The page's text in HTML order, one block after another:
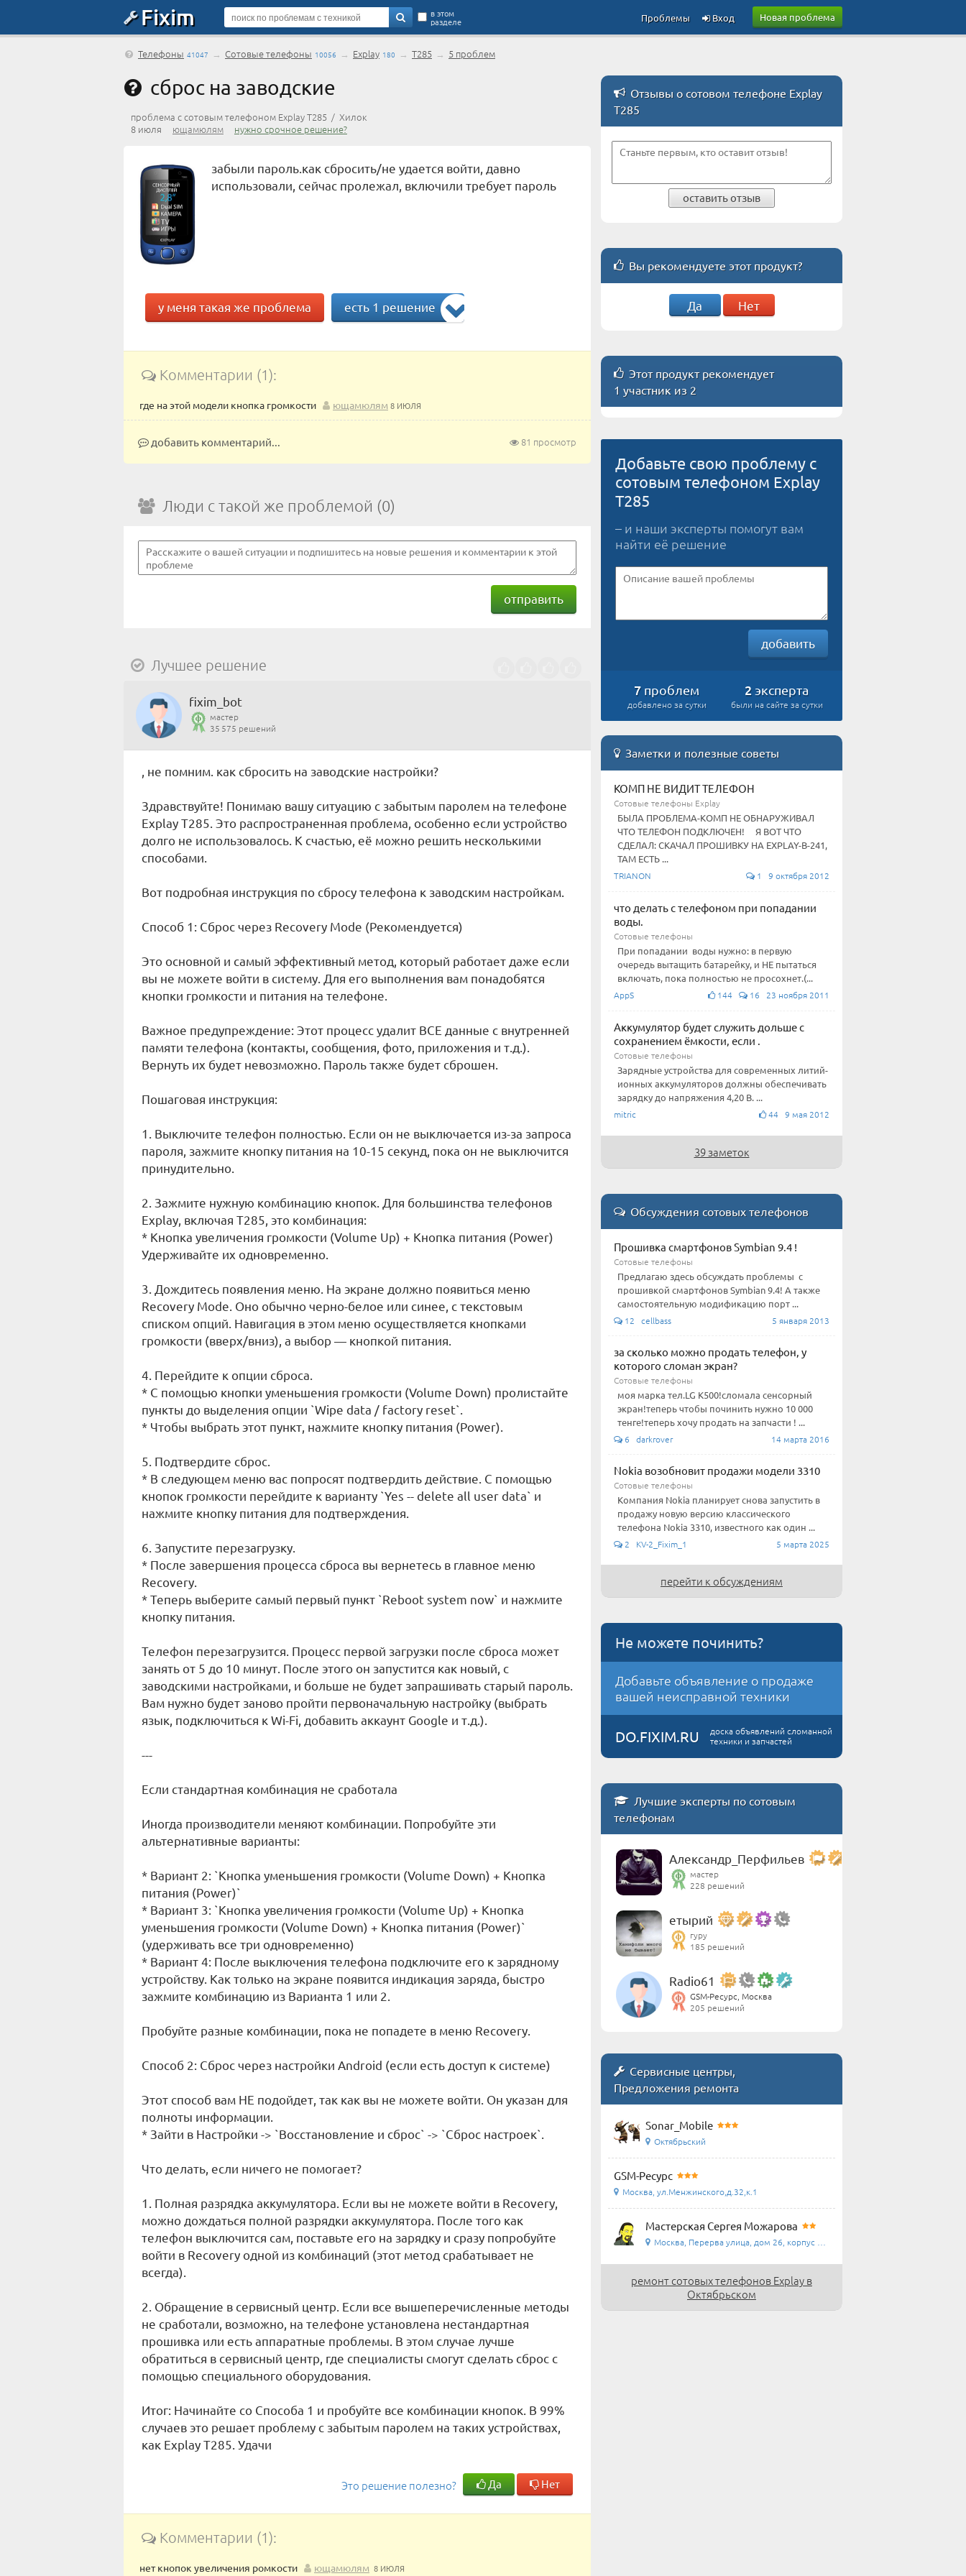
Fixim Новая проблема
в этом
разделе Вход
Проблемы
Телефоны 41047 → Сотовые телефоны 10056 → Explay 180 → T285 → 5 проблем
сброс на заводские
проблема с сотовым телефоном Explay T285 / Хилок
8 июля ющамюлям нужно срочное решение?
забыли пароль.как сбросить/не удается войти, давно
использовали, сейчас пролежал, включили требует пароль
у меня такая же проблема есть 1 решение
Комментарии (1):
где на этой модели кнопка громкости ющамюлям 8 ИЮЛЯ
81 просмотр
добавить комментарий...
Люди с такой же проблемой (0)
отправить
Лучшее решение
fixim_bot
мастер
35 575 решений
, не помним. как сбросить на заводские настройки?
Здравствуйте! Понимаю вашу ситуацию с забытым паролем на телефоне
Explay T285. Это распространенная проблема, особенно если устройство
долго не использовалось. К счастью, её можно решить несколькими
способами.
Вот подробная инструкция по сбросу телефона к заводским настройкам.
Способ 1: Сброс через Recovery Mode (Рекомендуется)
Это основной и самый эффективный метод, который работает даже если
вы не можете войти в систему. Для его выполнения вам понадобятся
кнопки громкости и питания на телефоне.
Важное предупреждение: Этот процесс удалит ВСЕ данные с внутренней
памяти телефона (контакты, сообщения, фото, приложения и т.д.).
Вернуть их будет невозможно. Пароль также будет сброшен.
Пошаговая инструкция:
1. Выключите телефон полностью. Если он не выключается из-за запроса
пароля, зажмите кнопку питания на 10-15 секунд, пока он не выключится
принудительно.
2. Зажмите нужную комбинацию кнопок. Для большинства телефонов
Explay, включая T285, это комбинация:
* Кнопка увеличения громкости (Volume Up) + Кнопка питания (Power)
Удерживайте их одновременно.
3. Дождитесь появления меню. На экране должно появиться меню
Recovery Mode. Оно обычно черно-белое или синее, с текстовым
списком опций. Навигация в этом меню осуществляется кнопками
громкости (вверх/вниз), а выбор — кнопкой питания.
4. Перейдите к опции сброса.
* С помощью кнопки уменьшения громкости (Volume Down) пролистайте
пункты до выделения опции `Wipe data / factory reset`.
* Чтобы выбрать этот пункт, нажмите кнопку питания (Power).
5. Подтвердите сброс.
* В следующем меню вас попросят подтвердить действие. С помощью
кнопок громкости перейдите к варианту `Yes -- delete all user data` и
нажмите кнопку питания для подтверждения.
6. Запустите перезагрузку.
* После завершения процесса сброса вы вернетесь в главное меню
Recovery.
* Теперь выберите самый первый пункт `Reboot system now` и нажмите
кнопку питания.
Телефон перезагрузится. Процесс первой загрузки после сброса может
занять от 5 до 10 минут. После этого он запустится как новый, с
заводскими настройками, и больше не будет запрашивать старый пароль.
Вам нужно будет заново пройти первоначальную настройку (выбрать
язык, подключиться к Wi-Fi, добавить аккаунт Google и т.д.).
---
Если стандартная комбинация не сработала
Иногда производители меняют комбинации. Попробуйте эти
альтернативные варианты:
* Вариант 2: `Кнопка уменьшения громкости (Volume Down) + Кнопка
питания (Power)`
* Вариант 3: `Кнопка увеличения громкости (Volume Up) + Кнопка
уменьшения громкости (Volume Down) + Кнопка питания (Power)`
(удерживать все три одновременно)
* Вариант 4: После выключения телефона подключите его к зарядному
устройству. Как только на экране появится индикация заряда, быстро
зажмите комбинацию из Варианта 1 или 2.
Пробуйте разные комбинации, пока не попадете в меню Recovery.
Способ 2: Сброс через настройки Android (если есть доступ к системе)
Этот способ вам НЕ подойдет, так как вы не можете войти. Он указан для
полноты информации.
* Зайти в Настройки -> `Восстановление и сброс` -> `Сброс настроек`.
Что делать, если ничего не помогает?
1. Полная разрядка аккумулятора. Если вы не можете войти в Recovery,
можно дождаться полной разрядки аккумулятора. После того как
телефон выключится сам, поставьте его на зарядку и сразу попробуйте
войти в Recovery одной из комбинаций (этот метод срабатывает не
всегда).
2. Обращение в сервисный центр. Если все вышеперечисленные методы
не сработали, возможно, на телефоне установлена нестандартная
прошивка или есть аппаратные проблемы. В этом случае лучше
обратиться в сервисный центр, где специалисты смогут сделать сброс с
помощью специального оборудования.
Итог: Начинайте со Способа 1 и пробуйте все комбинации кнопок. В 99%
случаев это решает проблему с забытым паролем на таких устройствах,
как Explay T285. Удачи
Это решение полезно? Да Нет
Комментарии (1):
нет кнопок увеличения ромкости ющамюлям 8 ИЮЛЯ
Отзывы о сотовом телефоне Explay
T285
оставить отзыв
Вы рекомендуете этот продукт?
Да Нет
Этот продукт рекомендует
1 участник из 2
Добавьте свою проблему с
сотовым телефоном Explay
T285
– и наши эксперты помогут вам
найти её решение
добавить
7 проблем
добавлено за сутки
2 эксперта
были на сайте за сутки
Заметки и полезные советы
КОМП НЕ ВИДИТ ТЕЛЕФОН
Сотовые телефоны Explay
БЫЛА ПРОБЛЕМА-КОМП НЕ ОБНАРУЖИВАЛ
ЧТО ТЕЛЕФОН ПОДКЛЮЧЕН! Я ВОТ ЧТО
СДЕЛАЛ: СКАЧАЛ ПРОШИВКУ НА EXPLAY-B-241,
ТАМ ЕСТЬ ...
TRIANON 1 9 октября 2012
что делать с телефоном при попадании
воды.
Сотовые телефоны
При попадании воды нужно: в первую
очередь вытащить батарейку, и НЕ пытаться
включать, пока полностью не просохнет.(...
AppS 144 16 23 ноября 2011
Аккумулятор будет служить дольше c
сохранением ёмкости, если .
Сотовые телефоны
Зарядные устройства для современных литий-
ионных аккумуляторов должны обеспечивать
зарядку до напряжения 4,20 В. ...
mitric 44 9 мая 2012
39 заметок
Обсуждения сотовых телефонов
Прошивка смартфонов Symbian 9.4 !
Сотовые телефоны
Предлагаю здесь обсуждать проблемы с
прошивкой смартфонов Symbian 9.4! А также
самостоятельную модификацию порт ...
12 cellbass 5 января 2013
за сколько можно продать телефон, у
которого сломан экран?
Сотовые телефоны
моя марка тел.LG K500!сломала сенсорный
экран!теперь чтобы починить нужно 10 000
тенге!теперь хочу продать на запчасти ! ...
6 darkrover 14 марта 2016
Nokia возобновит продажи модели 3310
Сотовые телефоны
Компания Nokia планирует снова запустить в
продажу новую версию классического
телефона Nokia 3310, известного как один ...
2 KV-2_Fixim_1 5 марта 2025
перейти к обсуждениям
Не можете починить?
Добавьте объявление о продаже
вашей неисправной техники
DO.FIXIM.RU
доска объявлений сломанной
техники и запчастей
Лучшие эксперты по сотовым
телефонам
Александр_Перфильев
мастер
228 решений
етырий
гуру
185 решений
Radio61
GSM-Ресурс, Москва
205 решений
Сервисные центры,
Предложения ремонта
Sonar_Mobile
Октябрьский
GSM-Ресурс
Москва, ул.Менжинского,д.32,к.1
Мастерская Сергея Можарова
Москва, Перерва улица, дом 26, корпус 1, домофон ...
ремонт сотовых телефонов Explay в
Октябрьском